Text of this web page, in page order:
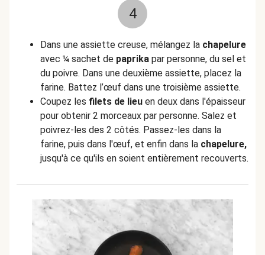
4
Dans une assiette creuse, mélangez la chapelure
avec ¼ sachet de paprika par personne, du sel et
du poivre. Dans une deuxième assiette, placez la
farine. Battez l’œuf dans une troisième assiette.
Coupez les filets de lieu en deux dans l'épaisseur
pour obtenir 2 morceaux par personne. Salez et
poivrez-les des 2 côtés. Passez-les dans la
farine, puis dans l'œuf, et enfin dans la chapelure,
jusqu'à ce qu'ils en soient entièrement recouverts.